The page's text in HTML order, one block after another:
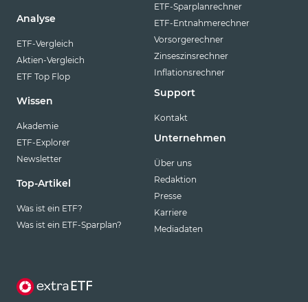
Analyse
ETF-Vergleich
Aktien-Vergleich
ETF Top Flop
Wissen
Akademie
ETF-Explorer
Newsletter
Top-Artikel
Was ist ein ETF?
Was ist ein ETF-Sparplan?
ETF-Sparplanrechner
ETF-Entnahmerechner
Vorsorgerechner
Zinseszinsrechner
Inflationsrechner
Support
Kontakt
Unternehmen
Über uns
Redaktion
Presse
Karriere
Mediadaten